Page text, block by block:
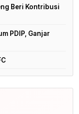
Beri Kontribusi
PDIP, Ganjar